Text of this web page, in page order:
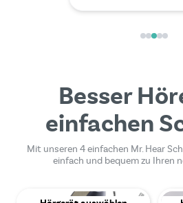
Besser
einfachen
Mit unseren 4 einfachen Mr. Hear
einfach und bequem zu Ihren